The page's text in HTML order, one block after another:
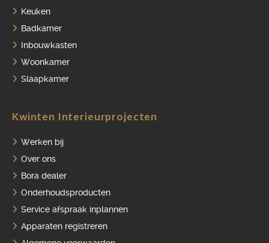
Keuken
Badkamer
Inbouwkasten
Woonkamer
Slaapkamer
Kwinten Interieurprojecten
Werken bij
Over ons
Bora dealer
Onderhoudsproducten
Service afspraak inplannen
Apparaten registreren
ONDERHOUDSPRODUCTEN